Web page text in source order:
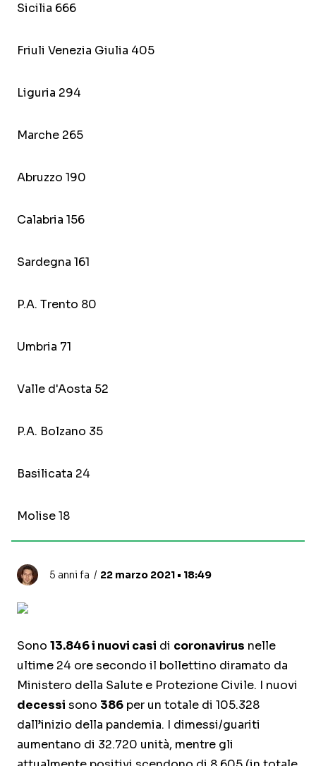
Sicilia 666
Friuli Venezia Giulia 405
Liguria 294
Marche 265
Abruzzo 190
Calabria 156
Sardegna 161
P.A. Trento 80
Umbria 71
Valle d'Aosta 52
P.A. Bolzano 35
Basilicata 24
Molise 18
5 anni fa 22 marzo 2021 • 18:49
Sono 13.846 i nuovi casi di coronavirus nelle
ultime 24 ore secondo il bollettino diramato da
Ministero della Salute e Protezione Civile. I nuovi
decessi sono 386 per un totale di 105.328
dall’inizio della pandemia. I dimessi/guariti
aumentano di 32.720 unità, mentre gli